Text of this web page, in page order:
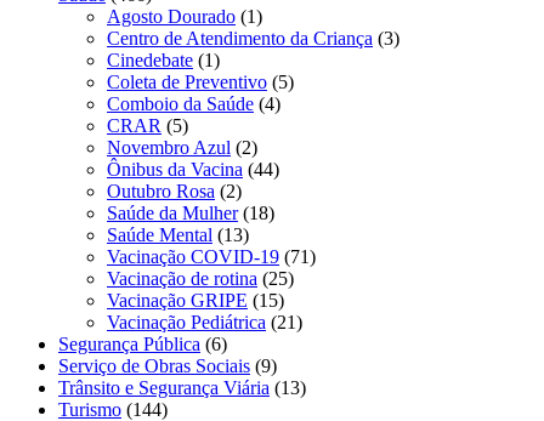
Agosto Dourado (1)
Centro de Atendimento da Criança (3)
Cinedebate (1)
Coleta de Preventivo (5)
Comboio da Saúde (4)
CRAR (5)
Novembro Azul (2)
Ônibus da Vacina (44)
Outubro Rosa (2)
Saúde da Mulher(18)
Saúde Mental (13)
Vacinação COVID-19 (71)
Vacinação de rotina (25)
Vacinação GRIPE (15)
Vacinação Pediátrica (21)
Segurança Pública (6)
Serviço de Obras Sociais (9)
Trânsito e Segurança Viária (13)
Turismo (144)